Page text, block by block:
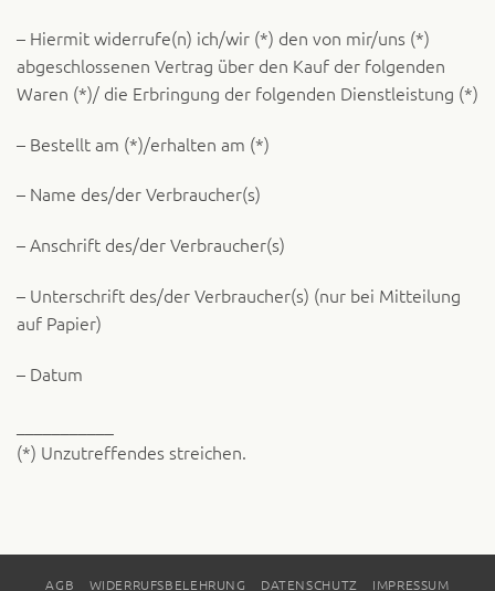
– Hiermit widerrufe(n) ich/wir (*) den von mir/uns (*)
abgeschlossenen Vertrag über den Kauf der folgenden
Waren (*)/ die Erbringung der folgenden Dienstleistung (*)
– Bestellt am (*)/erhalten am (*)
– Name des/der Verbraucher(s)
– Anschrift des/der Verbraucher(s)
– Unterschrift des/der Verbraucher(s) (nur bei Mitteilung
auf Papier)
– Datum
(*) Unzutreffendes streichen.
AGB WIDERRUFSBELEHRUNG DATENSCHUTZ IMPRESSUM